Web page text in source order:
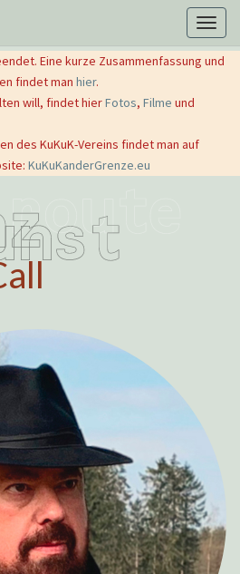
Eine kurze Zusammenfassung und
findet man hier.
will, findet hierFotos, Filme und
des KuKuK-Vereins findet man auf
KuKuKanderGrenze.eu
Veranstalter